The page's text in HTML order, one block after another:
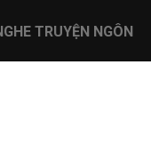
TRUYỆN NGÔN